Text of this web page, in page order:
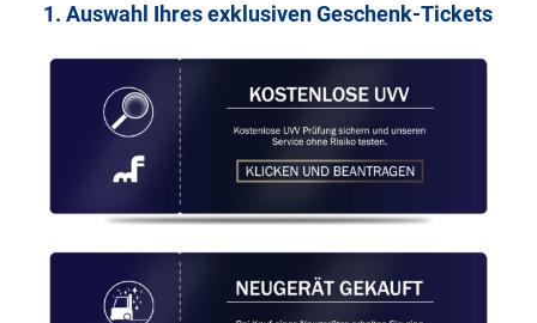
1. Auswahl Ihres exklusiven Geschenk-Tickets